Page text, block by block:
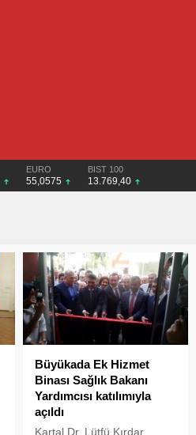
EURO
55,0575
BIST 100
13.769,40
Büyükada Ek Hizmet
Binası Sağlık Bakanı
Yardımcısı katılımıyla
açıldı
Kartal Dr. Lütfü Kırdar